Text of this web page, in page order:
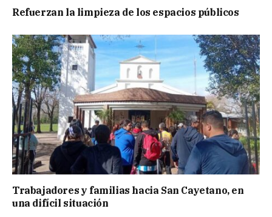
Refuerzan la limpieza de los espacios públicos
Trabajadores y familias hacia San Cayetano, en
una difícil situación